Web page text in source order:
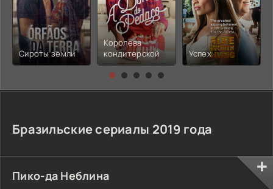
Сироты земли
Королева
кондитерской
Успех
Бразильские сериалы 2019 года
Пико-да Неблина